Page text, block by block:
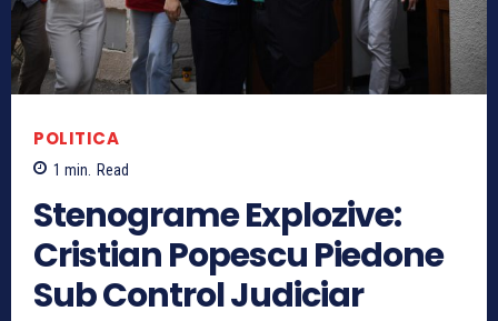
POLITICA
1 min. Read
Stenograme Explozive:
Cristian Popescu Piedone
Sub Control Judiciar